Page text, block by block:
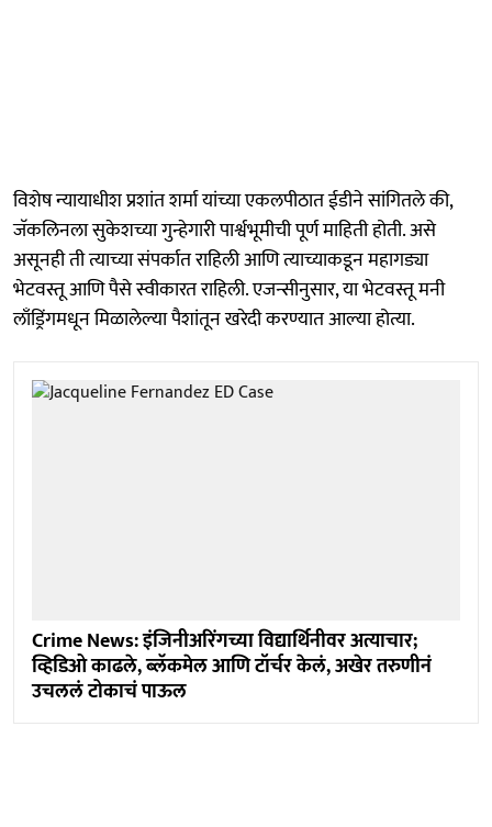
विशेष न्यायाधीश प्रशांत शर्मा यांच्या एकलपीठात ईडीने सांगितले की,
जॅकलिनला सुकेशच्या गुन्हेगारी पार्श्वभूमीची पूर्ण माहिती होती. असे
असूनही ती त्याच्या संपर्कात राहिली आणि त्याच्याकडून महागड्या
भेटवस्तू आणि पैसे स्वीकारत राहिली. एजन्सीनुसार, या भेटवस्तू मनी
लाँड्रिंगमधून मिळालेल्या पैशांतून खरेदी करण्यात आल्या होत्या.
Crime News: इंजिनीअरिंगच्या विद्यार्थिनीवर अत्याचार;
व्हिडिओ काढले, ब्लॅकमेल आणि टॉर्चर केलं, अखेर तरुणीनं
उचललं टोकाचं पाऊल